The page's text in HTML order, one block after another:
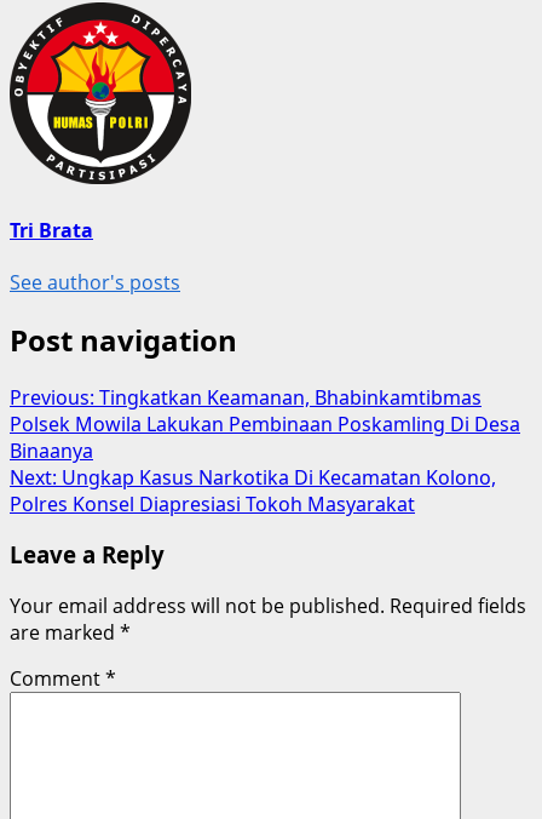
Tri Brata
See author's posts
Post navigation
Previous: Tingkatkan Keamanan, Bhabinkamtibmas
Polsek Mowila Lakukan Pembinaan Poskamling Di Desa
Binaanya
Next: Ungkap Kasus Narkotika Di Kecamatan Kolono,
Polres Konsel Diapresiasi Tokoh Masyarakat
Leave a Reply
Your email address will not be published. Required fields
are marked *
Comment*